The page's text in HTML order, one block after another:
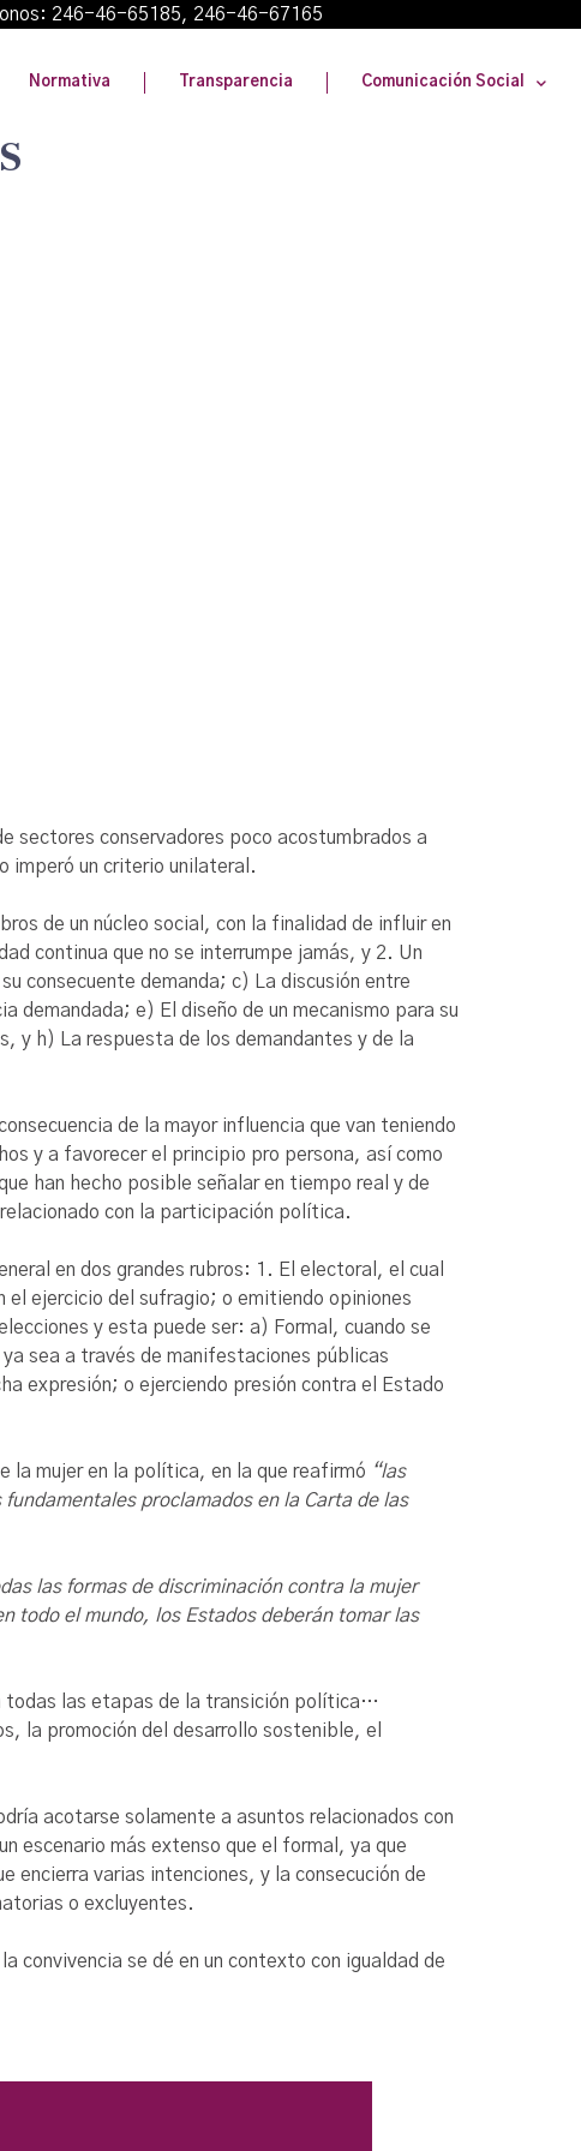
246-46-65185, 246-46-67165
Normativa Transparencia Comunicación Social
sectores conservadores poco acostumbrados a
imperó un criterio unilateral.
de un núcleo social, con la finalidad de influir en
continua que no se interrumpe jamás, y 2. Un
consecuente demanda; c) La discusión entre
demandada; e) El diseño de un mecanismo para su
y h) La respuesta de los demandantes y de la
de la mayor influencia que van teniendo
y a favorecer el principio pro persona, así como
han hecho posible señalar en tiempo real y de
con la participación política.
en dos grandes rubros: 1. El electoral, el cual
ejercicio del sufragio; o emitiendo opiniones
y esta puede ser: a) Formal, cuando se
sea a través de manifestaciones públicas
expresión; o ejerciendo presión contra el Estado
la mujer en la política, en la que reafirmó “las
proclamados en la Carta de las
las formas de discriminación contra la mujer
todo el mundo, los Estados deberán tomar las
todas las etapas de la transición política…
la promoción del desarrollo sostenible, el
acotarse solamente a asuntos relacionados con
escenario más extenso que el formal, ya que
encierra varias intenciones, y la consecución de
o excluyentes.
convivencia se dé en un contexto con igualdad de